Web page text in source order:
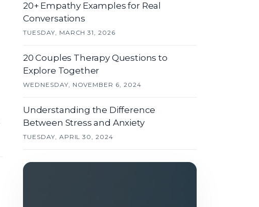
20+ Empathy Examples for Real
Conversations
TUESDAY, MARCH 31, 2026
20 Couples Therapy Questions to
Explore Together
WEDNESDAY, NOVEMBER 6, 2024
Understanding the Difference
Between Stress and Anxiety
TUESDAY, APRIL 30, 2024